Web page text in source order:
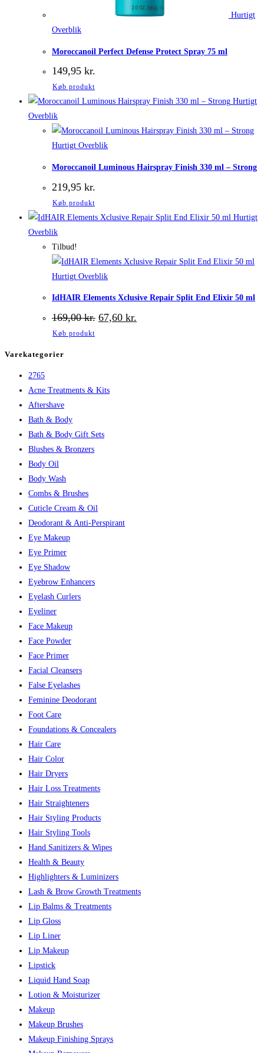
Hurtigt
Overblik
Moroccanoil Perfect Defense Protect Spray 75 ml
149,95 kr.
Køb produkt
Hurtigt
Overblik
Hurtigt Overblik
Moroccanoil Luminous Hairspray Finish 330 ml – Strong
219,95 kr.
Køb produkt
Hurtigt
Overblik
Tilbud!
Hurtigt Overblik
IdHAIR Elements Xclusive Repair Split End Elixir 50 ml
169,00kr. Den
oprindelige
67,60 kr.
aktuelle
Køb produkt
Varekategorier
2765
Acne Treatments & Kits
Aftershave
Bath & Body
Bath & Body Gift Sets
Blushes & Bronzers
Body Oil
Body Wash
Combs & Brushes
Cuticle Cream & Oil
Deodorant & Anti-Perspirant
Eye Makeup
Eye Primer
Eye Shadow
Eyebrow Enhancers
Eyelash Curlers
Eyeliner
Face Makeup
Face Powder
Face Primer
Facial Cleansers
False Eyelashes
Feminine Deodorant
Foot Care
Foundations & Concealers
Hair Care
Hair Color
Hair Dryers
Hair Loss Treatments
Hair Straighteners
Hair Styling Products
Hair Styling Tools
Hand Sanitizers & Wipes
Health & Beauty
Highlighters & Luminizers
Lash & Brow Growth Treatments
Lip Balms & Treatments
Lip Gloss
Lip Liner
Lip Makeup
Lipstick
Liquid Hand Soap
Lotion & Moisturizer
Makeup
Makeup Brushes
Makeup Finishing Sprays